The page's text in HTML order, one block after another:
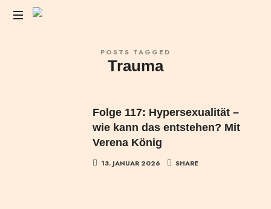
POSTS TAGGED
Trauma
Folge 117: Hypersexualität –
wie kann das entstehen? Mit
Verena König
13. JANUAR 2026 SHARE